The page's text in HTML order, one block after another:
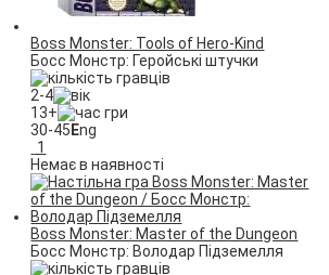
Boss Monster: Tools of Hero-Kind
Босс Монстр: Геройські штучки
2-4
13+
30-45 Eng
1
Немає в наявності
Boss Monster: Master of the Dungeon
Босс Монстр: Володар Підземелля